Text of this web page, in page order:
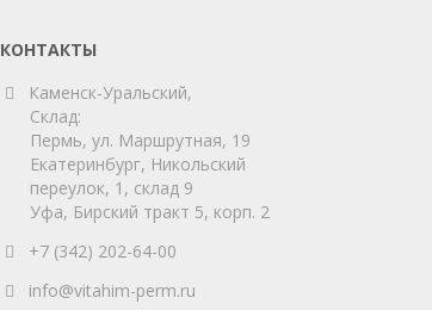
КОНТАКТЫ
Каменск-Уральский,
Склад:
Пермь, ул. Маршрутная, 19
Екатеринбург, Никольский
переулок, 1, склад 9
Уфа, Бирский тракт 5, корп. 2
+7 (342) 202-64-00
info@vitahim-perm.ru